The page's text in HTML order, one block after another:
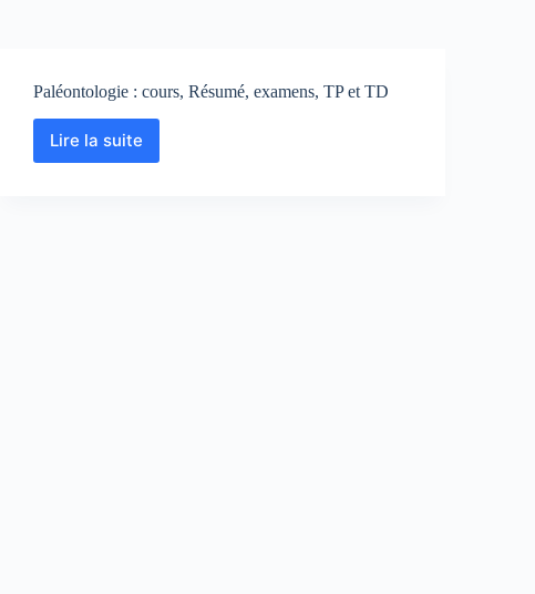
Paléontologie : cours, Résumé, examens, TP et TD
Lire la suitePaléontologie